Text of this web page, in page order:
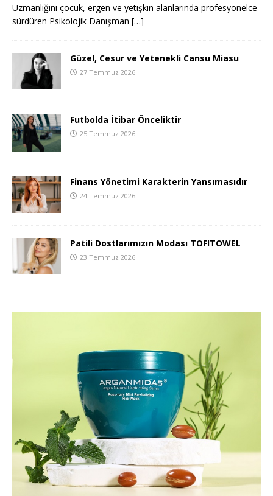
Uzmanlığını çocuk, ergen ve yetişkin alanlarında profesyonelce
sürdüren Psikolojik Danışman […]
Güzel, Cesur ve Yetenekli Cansu Miasu
27 Temmuz 2026
Futbolda İtibar Önceliktir
25 Temmuz 2026
Finans Yönetimi Karakterin Yansımasıdır
24 Temmuz 2026
Patili Dostlarımızın Modası TOFITOWEL
23 Temmuz 2026